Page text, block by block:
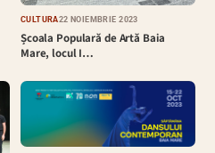
CULTURĂ22 NOIEMBRIE 2023
Școala Populară de Artă Baia
Mare, locul I…